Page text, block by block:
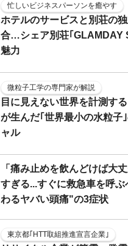
忙しいビジネスパーソンを癒やす
ホテルのサービスと別荘の
合…シェア別荘｢GLAMDAY
魅力
微粒子工学の専門家が解説
目に見えない世界を計測す
が生んだ｢世界最小の水粒子
ャル
「痛み止めを飲んどけば大
すぎる...すぐに救急車を呼
わるヤバい頭痛"の3症状
東京都｢HTT取組推進宣言企業｣